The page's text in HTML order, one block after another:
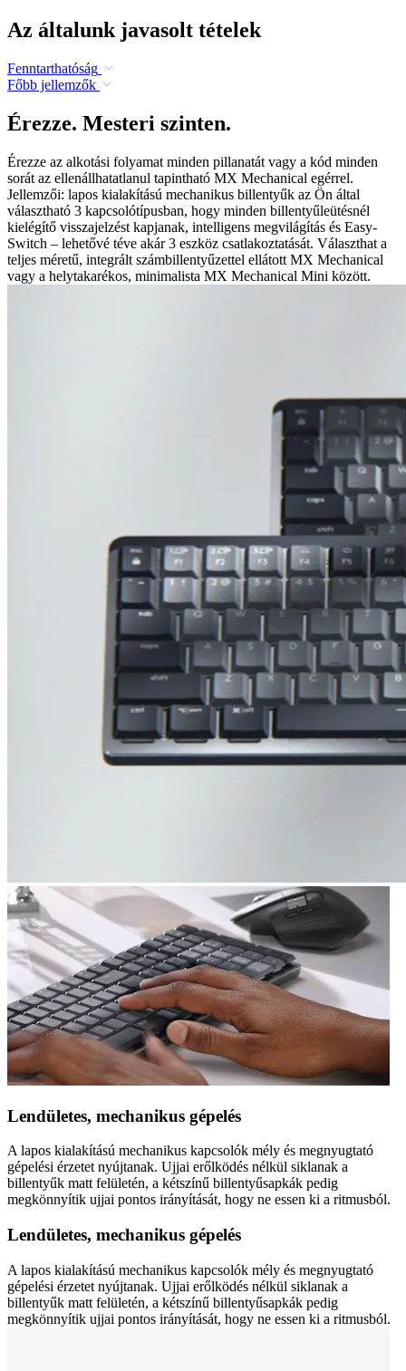
Az általunk javasolt tételek
Fenntarthatóság
Főbb jellemzők
Érezze. Mesteri szinten.
Érezze az alkotási folyamat minden pillanatát vagy a kód minden
sorát az ellenállhatatlanul tapintható MX Mechanical egérrel.
Jellemzői: lapos kialakítású mechanikus billentyűk az Ön által
választható 3 kapcsolótípusban, hogy minden billentyűleütésnél
kielégítő visszajelzést kapjanak, intelligens megvilágítás és Easy-
Switch – lehetővé téve akár 3 eszköz csatlakoztatását. Választhat a
teljes méretű, integrált számbillentyűzettel ellátott MX Mechanical
vagy a helytakarékos, minimalista MX Mechanical Mini között.
Lendületes, mechanikus gépelés
A lapos kialakítású mechanikus kapcsolók mély és megnyugtató
gépelési érzetet nyújtanak. Ujjai erőlködés nélkül siklanak a
billentyűk matt felületén, a kétszínű billentyűsapkák pedig
megkönnyítik ujjai pontos irányítását, hogy ne essen ki a ritmusból.
Lendületes, mechanikus gépelés
A lapos kialakítású mechanikus kapcsolók mély és megnyugtató
gépelési érzetet nyújtanak. Ujjai erőlködés nélkül siklanak a
billentyűk matt felületén, a kétszínű billentyűsapkák pedig
megkönnyítik ujjai pontos irányítását, hogy ne essen ki a ritmusból.